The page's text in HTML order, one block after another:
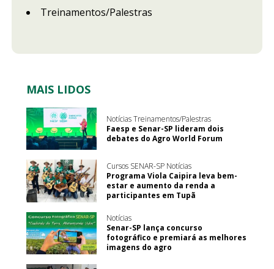
Treinamentos/Palestras
MAIS LIDOS
Notícias Treinamentos/Palestras
Faesp e Senar-SP lideram dois
debates do Agro World Forum
Cursos SENAR-SP Notícias
Programa Viola Caipira leva bem-
estar e aumento da renda a
participantes em Tupã
Notícias
Senar-SP lança concurso
fotográfico e premiará as melhores
imagens do agro